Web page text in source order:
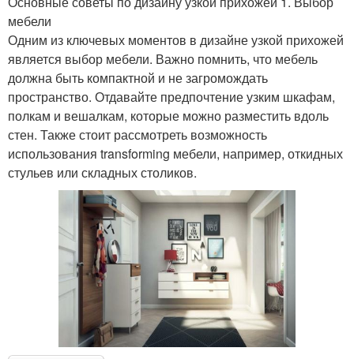
мебели
Одним из ключевых моментов в дизайне узкой прихожей
является выбор мебели. Важно помнить, что мебель
должна быть компактной и не загромождать
пространство. Отдавайте предпочтение узким шкафам,
полкам и вешалкам, которые можно разместить вдоль
стен. Также стоит рассмотреть возможность
использования transforming мебели, например, откидных
стульев или складных столиков.